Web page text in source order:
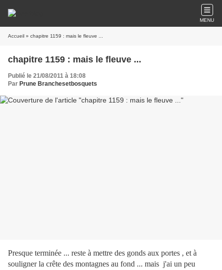
MENU
Accueil » chapitre 1159 : mais le fleuve ...
chapitre 1159 : mais le fleuve ...
Publié le 21/08/2011 à 18:08
Par Prune Branchesetbosquets
Presque terminée ... reste à mettre des gonds aux portes , et à
souligner la crête des montagnes au fond ... mais j'ai un peu